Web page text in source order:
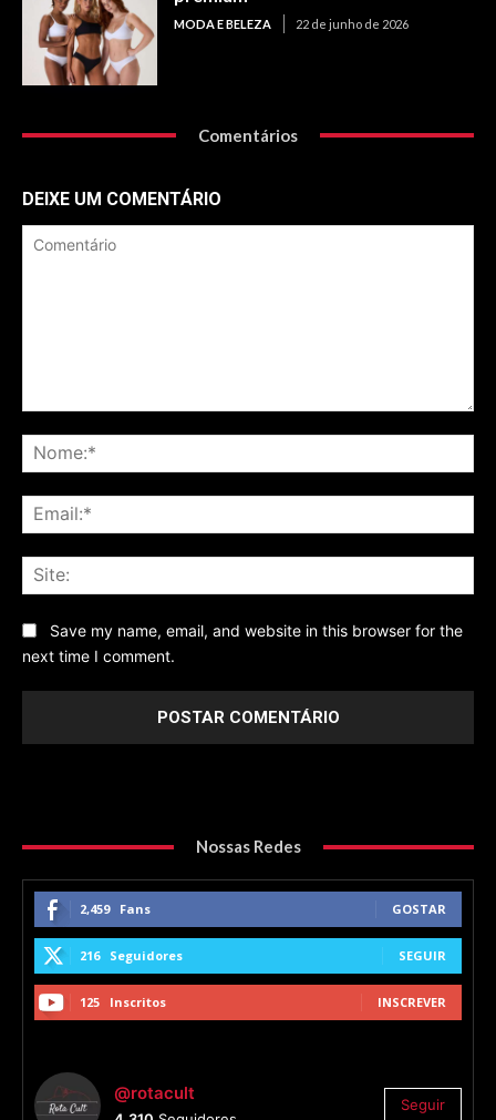
MODA E BELEZA 22 de junho de 2026
Comentários
DEIXE UM COMENTÁRIO
Save my name, email, and website in this browser for the
next time I comment.
Nossas Redes
2,459 Fans GOSTAR
216 Seguidores SEGUIR
125 Inscritos INSCREVER
@rotacult
Seguir